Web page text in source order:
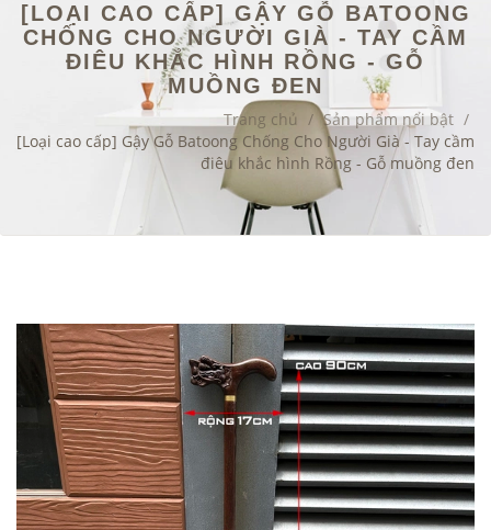
[LOẠI CAO CẤP] GẬY GỖ BATOONG
CHỐNG CHO NGƯỜI GIÀ - TAY CẦM
ĐIÊU KHẮC HÌNH RỒNG - GỖ
MUỒNG ĐEN
Trang chủ / Sản phẩm nổi bật /
[Loại cao cấp] Gậy Gỗ Batoong Chống Cho Người Già - Tay cầm
điêu khắc hình Rồng - Gỗ muồng đen